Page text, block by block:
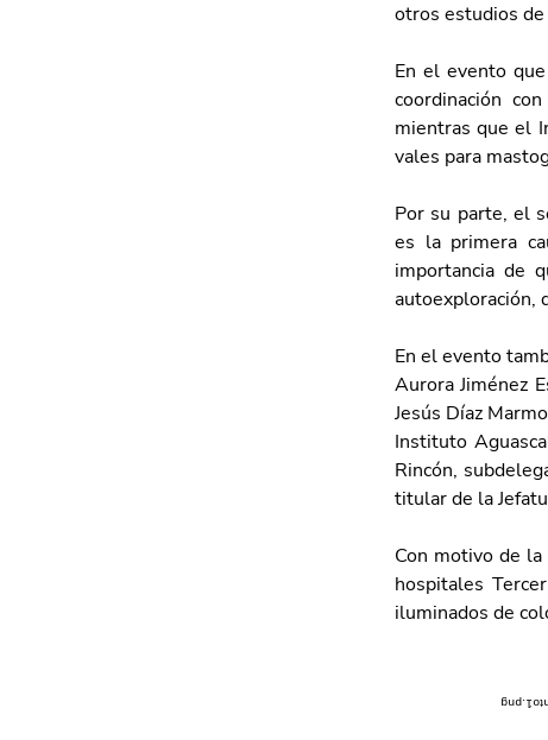
otros estudios
En el evento
coordinación
mientras que el
vales para
Por su parte, el
es la primera
importancia de
autoexploración,
En el evento
Aurora Jiménez
Jesús Díaz
Instituto
Rincón,
titular de la
Con motivo de
hospitales
iluminados de